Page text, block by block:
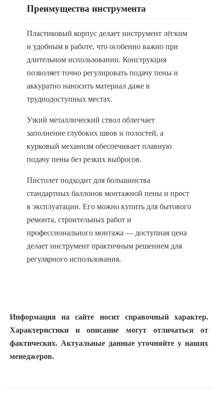
Преимущества инструмента
Пластиковый корпус делает инструмент лёгким
и удобным в работе, что особенно важно при
длительном использовании. Конструкция
позволяет точно регулировать подачу пены и
аккуратно наносить материал даже в
труднодоступных местах.
Узкий металлический ствол облегчает
заполнение глубоких швов и полостей, а
курковый механизм обеспечивает плавную
подачу пены без резких выбросов.
Пистолет подходит для большинства
стандартных баллонов монтажной пены и прост
в эксплуатации. Его можно купить для бытового
ремонта, строительных работ и
профессионального монтажа — доступная цена
делает инструмент практичным решением для
регулярного использования.
Информация на сайте носит справочный характер.
Характеристики и описание могут отличаться от
фактических. Актуальные данные уточняйте у наших
менеджеров.